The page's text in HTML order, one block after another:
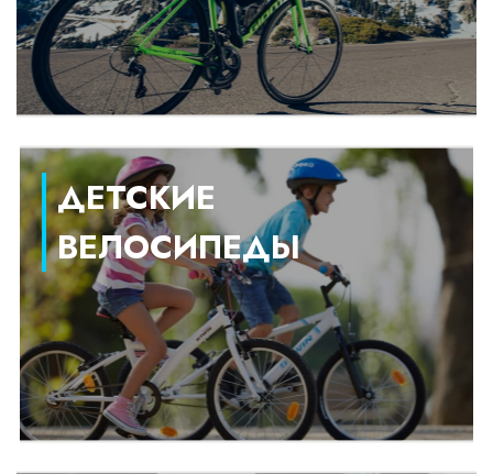
ДЕТСКИЕ
ВЕЛОСИПЕДЫ